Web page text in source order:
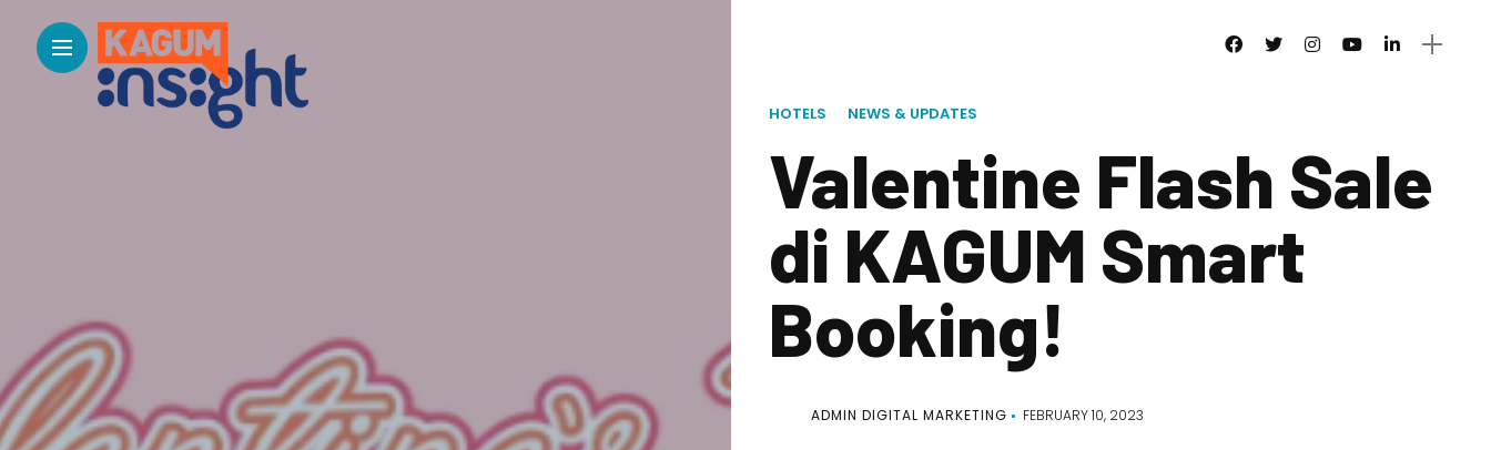
HOTELS NEWS & UPDATES
Valentine Flash Sale
di KAGUM Smart
Booking!
ADMIN DIGITAL MARKETING FEBRUARY 10, 2023